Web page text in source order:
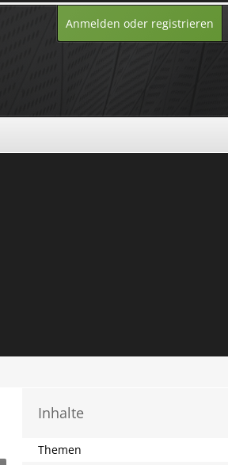
Anmelden oder registrieren
Inhalte
Themen